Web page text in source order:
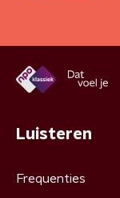
Luisteren
Frequenties